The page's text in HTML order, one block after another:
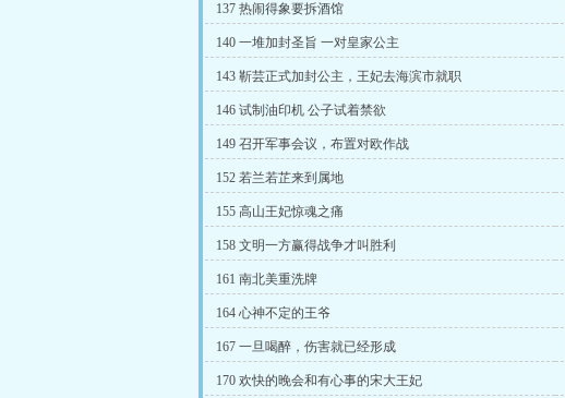
137 热闹得象要拆酒馆
140 一堆加封圣旨 一对皇家公主
143 靳芸正式加封公主，王妃去海滨市就职
146 试制油印机 公子试着禁欲
149 召开军事会议，布置对欧作战
152 若兰若芷来到属地
155 高山王妃惊魂之痛
158 文明一方赢得战争才叫胜利
161 南北美重洗牌
164 心神不定的王爷
167 一旦喝醉，伤害就已经形成
170 欢快的晚会和有心事的宋大王妃